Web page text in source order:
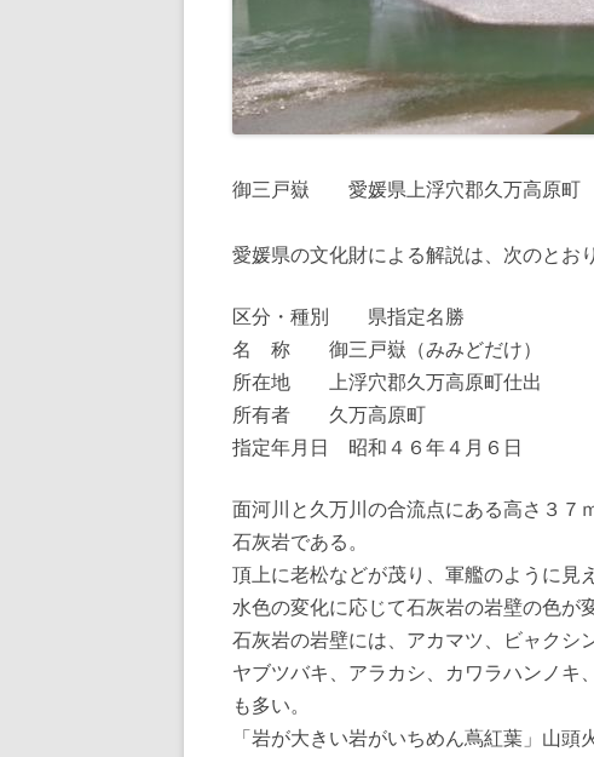
御三戸嶽 愛媛県上浮穴郡久万高原町
愛媛県の文化財による解説は、次のとおり
区分・種別 県指定名勝
名 称 御三戸嶽（みみどだけ）
所在地 上浮穴郡久万高原町仕出
所有者 久万高原町
指定年月日 昭和４６年４月６日
面河川と久万川の合流点にある高さ３７
石灰岩である。
頂上に老松などが茂り、軍艦のように見
水色の変化に応じて石灰岩の岩壁の色が
石灰岩の岩壁には、アカマツ、ビャクシ
ヤブツバキ、アラカシ、カワラハンノ
も多い。
「岩が大きい岩がいちめん蔦紅葉」山頭